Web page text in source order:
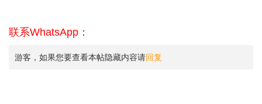
联系WhatsApp：
游客，如果您要查看本帖隐藏内容请回复